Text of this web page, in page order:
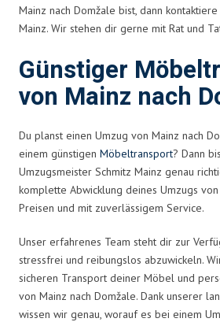
Mainz nach Domžale bist, dann
Mainz. Wir stehen dir gerne mit Rat und
Günstiger
von Mainz nach
Du planst einen Umzug von Mainz nach
einem günstigen Möbeltransport? Dann
Umzugsmeister Schmitz Mainz genau
komplette Abwicklung deines Umzugs
Preisen und mit zuverlässigem Service.
Unser erfahrenes Team steht dir zur
stressfrei und reibungslos abzuwickeln.
sicheren Transport deiner Möbel und
von Mainz nach Domžale. Dank unserer
wissen wir genau, worauf es bei einem